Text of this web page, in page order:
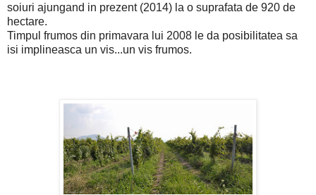
soiuri ajungand in prezent (2014) la o suprafata de 920 de
hectare.
Timpul frumos din primavara lui 2008 le da posibilitatea sa
isi implineasca un vis...un vis frumos.